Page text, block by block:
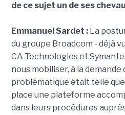
de ce sujet un de ses
Emmanuel Sardet :La
du groupe Broadcom - déjà
CA Technologies et
nous mobiliser, à la
problématique était telle que
place une plateforme
dans leurs procédures